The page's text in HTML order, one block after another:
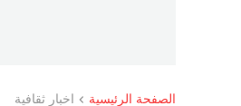
الصفحة الرئيسية اخبار ثقافية